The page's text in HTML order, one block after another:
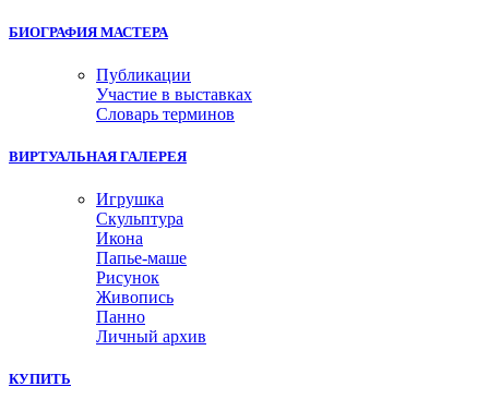
БИОГРАФИЯ МАСТЕРА
Публикации
Участие в выставках
Словарь терминов
ВИРТУАЛЬНАЯ ГАЛЕРЕЯ
Игрушка
Скульптура
Икона
Папье-маше
Рисунок
Живопись
Панно
Личный архив
КУПИТЬ